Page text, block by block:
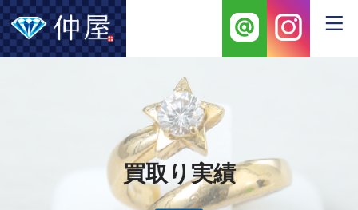
買取り実績